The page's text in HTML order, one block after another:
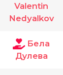
Valentin
Nedyalkov
Бела
Дулева